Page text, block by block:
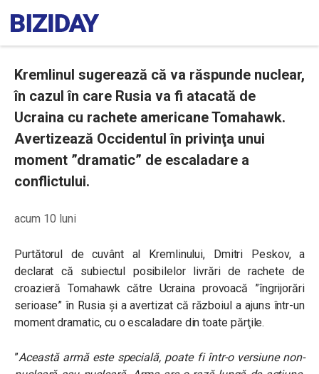
Kremlinul sugerează că va răspunde nuclear,
în cazul în care Rusia va fi atacată de
Ucraina cu rachete americane Tomahawk.
Avertizează Occidentul în privinţa unui
moment ”dramatic” de escaladare a
conflictului.
acum 10 luni
Purtătorul de cuvânt al Kremlinului, Dmitri Peskov, a
declarat că subiectul posibilelor livrări de rachete de
croazieră Tomahawk către Ucraina provoacă ”îngrijorări
serioase” în Rusia și a avertizat că războiul a ajuns într-un
moment dramatic, cu o escaladare din toate părţile.
”Această armă este specială, poate fi într-o versiune non-